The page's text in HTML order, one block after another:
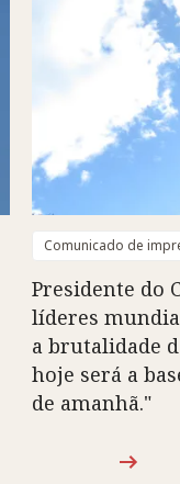
Comunicado de
Presidente do
líderes
a brutalidade
hoje será a
de amanhã."